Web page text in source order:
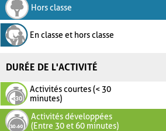
Hors classe
En classe et hors classe
DURÉE DE L'ACTIVITÉ
Activités courtes (< 30
minutes)
Activités développées
(Entre 30 et 60 minutes)